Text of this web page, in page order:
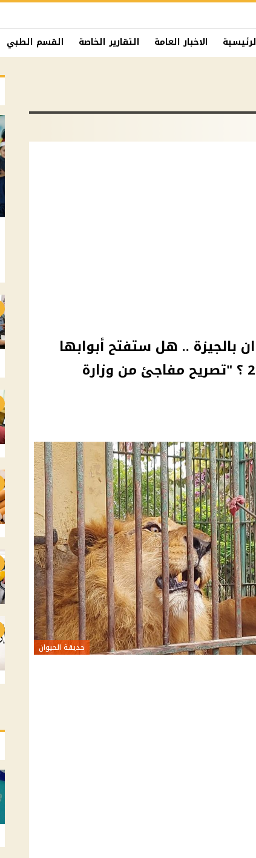
الاخبار العامة التقارير الخاصة القسم الطبي
بالجيزة .. هل ستفتح أبوابها
خلال إجازة عيد الفطر 2025 ؟ "تصريح مفاجئ من وزارة
حديقة الحيوان